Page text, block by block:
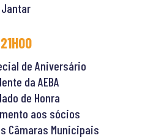
Jantar
21H00
de Aniversário
da AEBA
de Honra
aos sócios
Câmaras Municipais